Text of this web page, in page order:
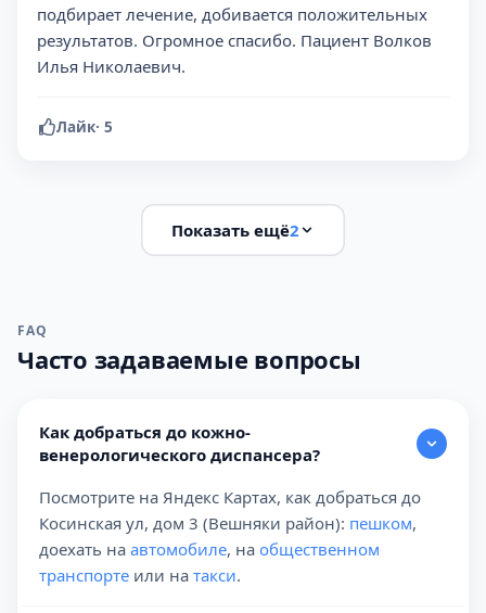
подбирает лечение, добивается положительных
результатов. Огромное спасибо. Пациент Волков
Илья Николаевич.
Лайк· 5
Показать ещё2
FAQ
Часто задаваемые вопросы
Как добраться до кожно-
венерологического диспансера?
Посмотрите на Яндекс Картах, как добраться до
Косинская ул, дом 3 (Вешняки район): пешком,
доехать на автомобиле, на общественном
транспорте или на такси.